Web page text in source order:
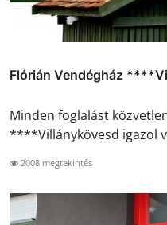
Flórián Vendégház
Minden foglalást
****Villánykövesd igazol
2008 megtekintés